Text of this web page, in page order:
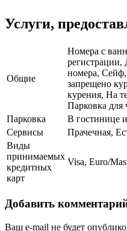
Услуги,
Общие
Номера с
регистрации,
номера, Сейф,
запрещено
курения, На
Парковка для
Парковка
В гостинице
Сервисы
Прачечная,
Виды
принимаемых
кредитных
карт
Visa, Euro/
Добавить
Ваш e-mail не будет